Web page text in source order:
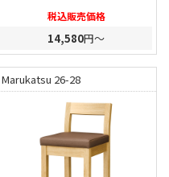
税込販売価格
14,580円～
Marukatsu 26-28